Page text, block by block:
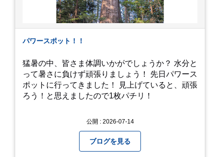
パワースポット！！
猛暑の中、皆さま体調いかがでしょうか？ 水分と
って暑さに負けず頑張りましょう！ 先日パワース
ポットに行ってきました！ 見上げていると、頑張
ろう！と思えましたので1枚パチリ！
公開 : 2026-07-14
ブログを見る